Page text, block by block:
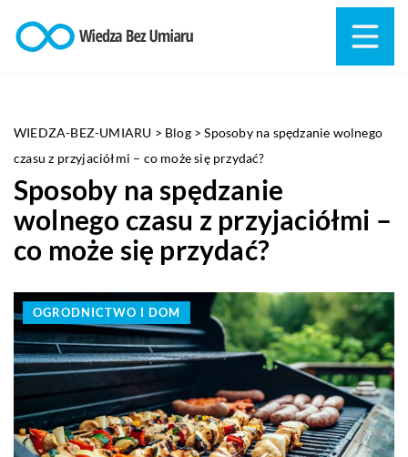
WIEDZA-BEZ-UMIARU > Blog>Sposoby na spędzanie wolnego
czasu z przyjaciółmi – co może się przydać?
Sposoby na spędzanie
wolnego czasu z przyjaciółmi –
co może się przydać?
OGRODNICTWO I DOM